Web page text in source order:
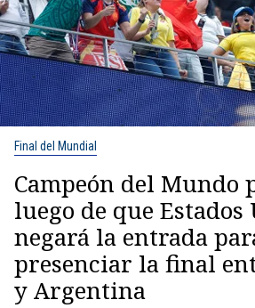
Final del Mundial
Campeón del Mundo
luego de que Estados
negará la entrada
presenciar la final
y Argentina